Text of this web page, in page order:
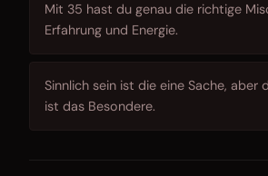
Mit 35 hast du genau die richtige
Erfahrung und Energie.
Sinnlich sein ist die eine Sache, aber
ist das Besondere.